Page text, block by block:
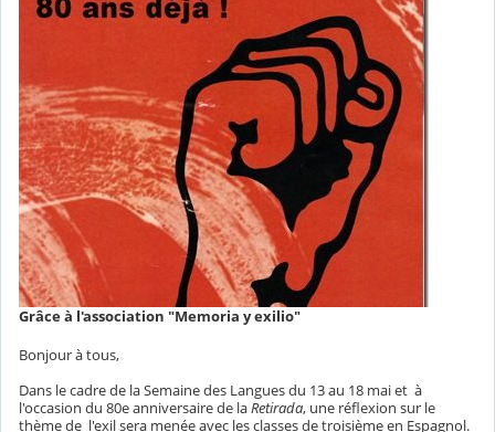
Grâce à l'association "Memoria y exilio"
Bonjour à tous,
Dans le cadre de la Semaine des Langues du 13 au 18 mai et à
l'occasion du 80e anniversaire de laRetirada, une réflexion sur le
thème de l'exil sera menée avec les classes de troisième en Espagnol.